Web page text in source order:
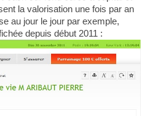
la valorisation une fois par an
au jour le jour par exemple,
depuis début 2011 :